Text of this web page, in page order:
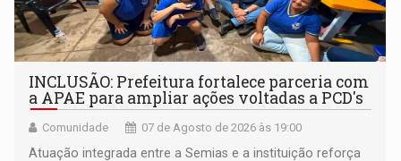
INCLUSÃO: Prefeitura fortalece parceria com
a APAE para ampliar ações voltadas a PCD's
Comunidade 07 de Agosto de 2026 às 19:00
Atuação integrada entre a Semias e a instituição reforça